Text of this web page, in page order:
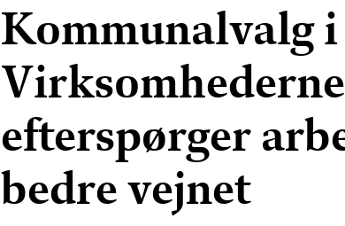
Kommunalvalg
Virksomhederne
efterspørger
bedre vejnet